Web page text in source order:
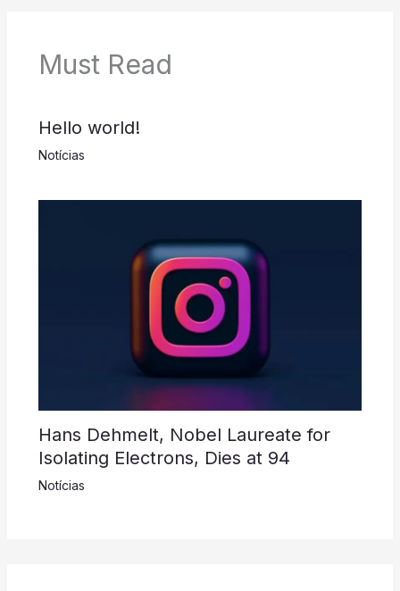
Must Read
Hello world!
Notícias
Hans Dehmelt, Nobel Laureate for
Isolating Electrons, Dies at 94
Notícias